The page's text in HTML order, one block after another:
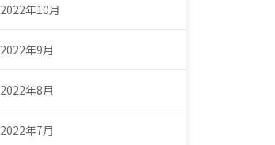
2022年10月
2022年9月
2022年8月
2022年7月